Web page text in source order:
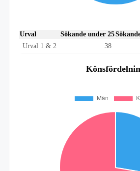
Urval Sökande under 25
Urval 1 & 2
38